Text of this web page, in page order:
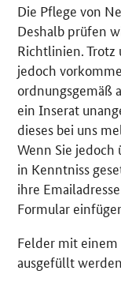
Die Pflege von
Deshalb prüfen
Richtlinien. Trotz
jedoch
ordnungsgemäß
ein Inserat
dieses bei uns
Wenn Sie
in Kenntniss
ihre
Formular
Felder mit
ausgefüllt